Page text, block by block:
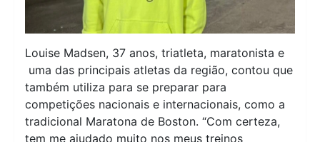
Louise Madsen, 37 anos, triatleta, maratonista e
uma das principais atletas da região, contou que
também utiliza para se preparar para
competições nacionais e internacionais, como a
tradicional Maratona de Boston. “Com certeza,
tem me ajudado muito nos meus treinos